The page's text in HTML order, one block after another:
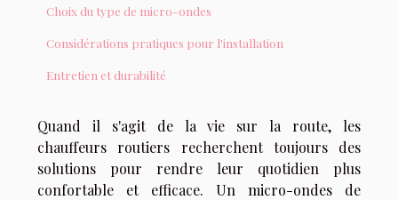
Choix du type de micro-ondes
Considérations pratiques pour l'installation
Entretien et durabilité
Quand il s'agit de la vie sur la route, les
chauffeurs routiers recherchent toujours des
solutions pour rendre leur quotidien plus
confortable et efficace. Un micro-ondes de